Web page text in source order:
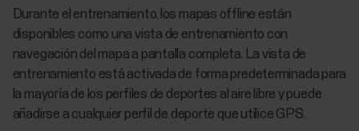
Durante el entrenamiento, los mapas offline están
disponibles como una vista de entrenamiento con
navegación del mapa a pantalla completa. La vista de
entrenamiento está activada de forma predeterminada para
la mayoría de los perfiles de deportes al aire libre y puede
añadirse a cualquier perfil de deporte que utilice GPS.